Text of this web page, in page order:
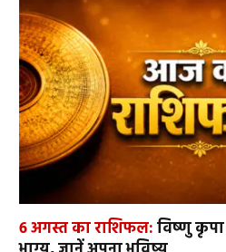
6 अगस्त का राशिफल:विष्णु